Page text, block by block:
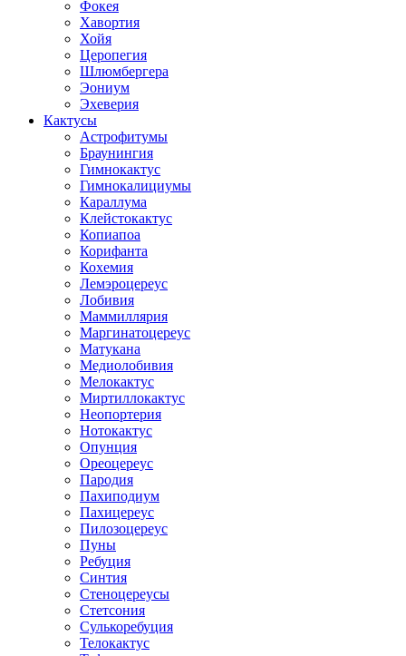
Фокея
Хавортия
Хойя
Церопегия
Шлюмбергера
Эониум
Эхеверия
Кактусы
Астрофитумы
Браунингия
Гимнокактус
Гимнокалициумы
Караллума
Клейстокактус
Копиапоа
Корифанта
Кохемия
Лемэроцереус
Лобивия
Маммиллярия
Маргинатоцереус
Матукана
Медиолобивия
Мелокактус
Миртиллокактус
Неопортерия
Нотокактус
Опунция
Ореоцереус
Пародия
Пахиподиум
Пахицереус
Пилозоцереус
Пуны
Ребуция
Синтия
Стеноцереусы
Стетсония
Сулькоребуция
Телокактус